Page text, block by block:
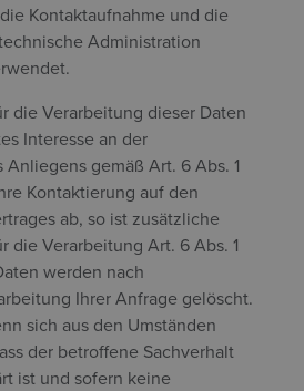
Kontaktaufnahme und die
Administration
die Verarbeitung dieser Daten
Interesse an der
gemäß Art. 6 Abs. 1
Kontaktierung auf den
ab, so ist zusätzliche
die Verarbeitung Art. 6 Abs. 1
werden nach
Ihrer Anfrage gelöscht.
sich aus den Umständen
der betroffene Sachverhalt
ist und sofern keine